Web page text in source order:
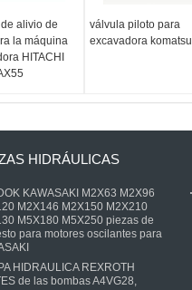
alivio de
la máquina
HITACHI
válvula piloto para
excavadora komatsu
HIDRÁULICAS
KAWASAKI M2X63 M2X96
M2X146 M2X150 M2X210
M5X180 M5X250 piezas de
para motores oscilantes para
HIDRAULICA REXROTH
de las bombas A4VG28,